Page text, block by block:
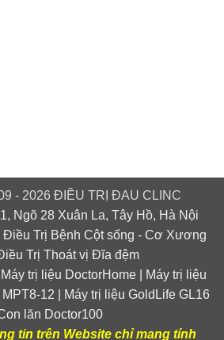
- 2026 ĐIỀU TRỊ ĐAU CLINC
Ngõ 28 Xuân La, Tây Hồ, Hà Nội
Điều Trị Bệnh Cột sống - Cơ Xương
Trị Thoát vị Đĩa đệm
Máy trị liệu DoctorHome
Máy trị liệu
12
Máy trị liệu GoldLife GL16
lăn Doctor100
tin trên Website chỉ mang tính